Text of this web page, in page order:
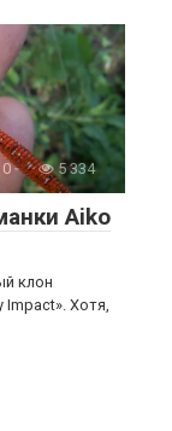
0 5 334
Aiko
клон
Impact». Хотя,